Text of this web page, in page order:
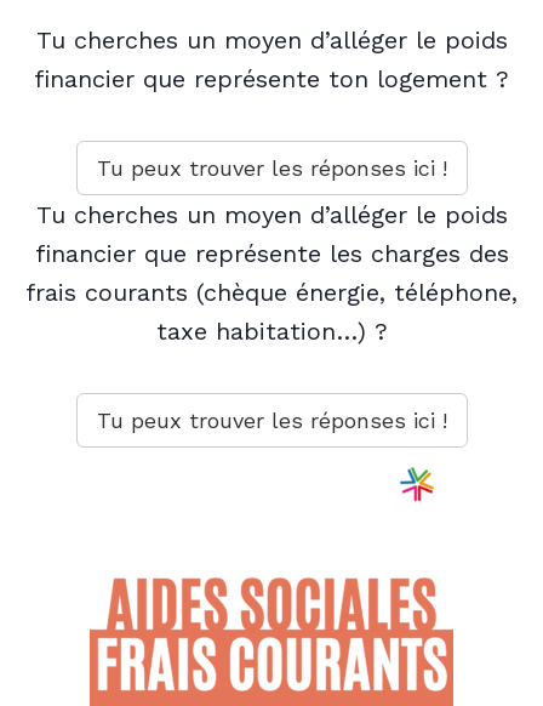
Tu cherches un moyen d’alléger le poids
financier que représente ton logement ?
Tu peux trouver les réponses ici !
Tu cherches un moyen d’alléger le poids
financier que représente les charges des
frais courants (chèque énergie, téléphone,
taxe habitation…) ?
Tu peux trouver les réponses ici !